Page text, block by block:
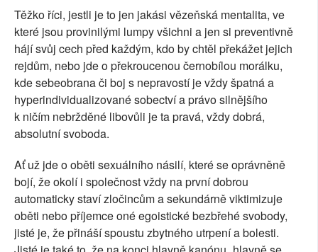
Těžko říci, jestli je to jen jakási vězeňská mentalita, ve
které jsou provinilými lumpy všichni a jen si preventivně
hájí svůj cech před každým, kdo by chtěl překážet jejich
rejdům, nebo jde o překroucenou černobílou morálku,
kde sebeobrana či boj s nepravostí je vždy špatná a
hyperindividualizované sobectví a právo silnějšího
k ničím nebržděné libovůli je ta pravá, vždy dobrá,
absolutní svoboda.
Ať už jde o oběti sexuálního násilí, které se oprávněně
bojí, že okolí i společnost vždy na první dobrou
automaticky staví zločincům a sekundárně viktimizuje
oběti nebo příjemce oné egoistické bezbřehé svobody,
jisté je, že přináší spoustu zbytného utrpení a bolesti.